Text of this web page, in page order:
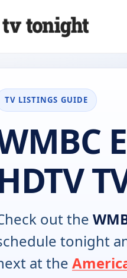
TV LISTINGS GUIDE
out the
tonight
at the